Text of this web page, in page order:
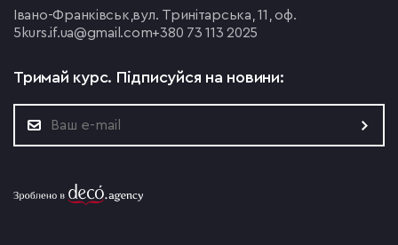
Івано-Франківськ,вул. Тринітарська, 11, оф.
5 kurs.if.ua@gmail.com+380 73 113 2025
Тримай курс. Підписуйся на новини: